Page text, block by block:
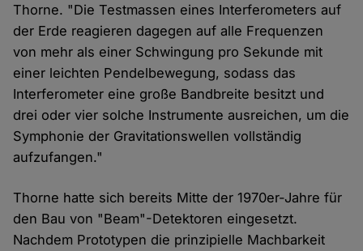
Thorne. "Die Testmassen eines Interferometers auf
der Erde reagieren dagegen auf alle Frequenzen
von mehr als einer Schwingung pro Sekunde mit
einer leichten Pendelbewegung, sodass das
Interferometer eine große Bandbreite besitzt und
drei oder vier solche Instrumente ausreichen, um die
Symphonie der Gravitationswellen vollständig
aufzufangen."
Thorne hatte sich bereits Mitte der 1970er-Jahre für
den Bau von "Beam"-Detektoren eingesetzt.
Nachdem Prototypen die prinzipielle Machbarkeit